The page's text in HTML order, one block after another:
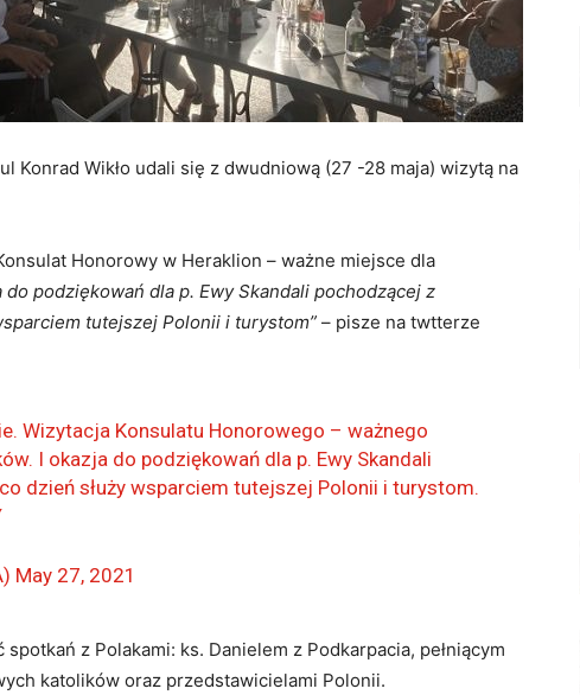
Konrad Wikło udali się z dwudniową (27 -28 maja) wizytą na
Honorowy w Heraklion – ważne miejsce dla
do podziękowań dla p. Ewy Skandali pochodzącej z
tutejszej Polonii i turystom” – pisze na twtterze
Wizytacja Konsulatu Honorowego – ważnego
I okazja do podziękowań dla p. Ewy Skandali
dzień służy wsparciem tutejszej Polonii i turystom.
May 27, 2021
z Polakami: ks. Danielem z Podkarpacia, pełniącym
katolików oraz przedstawicielami Polonii.